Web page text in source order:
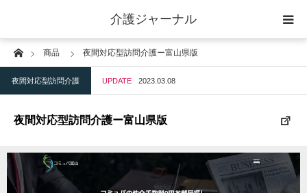
介護ジャーナル
Home商品 夜間対応型訪問介護ー富山県版
夜間対応型訪問介護 UPDATE 2023.03.08
夜間対応型訪問介護ー富山県版
ケアプラン作成
訪問
短期入所